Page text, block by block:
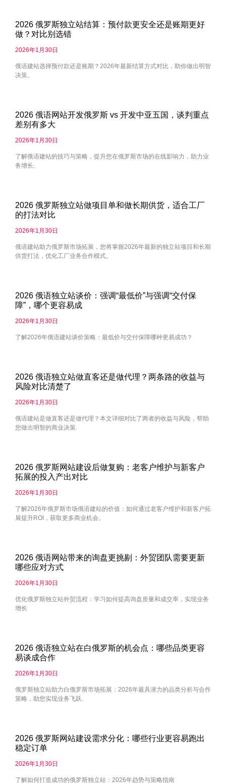
2026 俄罗斯独立站结算：预付款更安全还是账期更好
做？对比别选错
2026年1月30日
俄语建站选择预付款还是账期？2026年最新结算方式对比，助你做出明智
决策。
2026 俄语网站开发俄罗斯 vs 开发中亚五国，谈判重点
差别有多大
2026年1月30日
了解俄语建站的技巧与策略，提升您在俄罗斯市场的在线影响力，助力业
务增长.
2026 俄罗斯独立站做项目单和做长期供货，适合工厂
的打法对比
2026年1月30日
俄语建站助力俄罗斯市场拓展，您将掌握2026年最新的独立站项目和长期
供货打法，优化工厂业务合作模式。
2026 俄语独立站谈价：强调“最低价”与强调“交付保
障”，哪个更容易成
2026年1月30日
了解2026年俄语建站谈价策略：最低价与交付保障哪种更易成功？
2026 俄语独立站做直客还是做代理？两条路的收益与
风险对比清楚了
2026年1月30日
俄语建站是做直客还是做代理？本文详细对比了两者的收益与风险，帮助
您做出明智的商业决策.
2026 俄罗斯网站建设后做复购：老客户维护与新客户
拓展的投入产出对比
2026年1月30日
了解2026年俄罗斯市场俄语建站的价值：如何通过老客户维护和新客户拓
展提升ROI，获取更多商业机会。
2026 俄语网站带来的询盘更挑剔：外贸团队需要更新
哪些应对方式
2026年1月30日
优化俄罗斯独立站外贸流程：学习如何提高询盘质量和成交率，实现业务
增长
2026 俄语独立站在白俄罗斯的机会点：哪些品类更容
易谈成合作
2026年1月30日
俄罗斯独立站助力白俄罗斯市场拓展：2026年最具潜力的品类分析与合作
策略，助您实现业务飞跃.
2026 俄罗斯网站建设需求分化：哪些行业更容易跑出
稳定订单
2026年1月30日
了解如何打造成功的俄罗斯独立站：2026年趋势与策略指南